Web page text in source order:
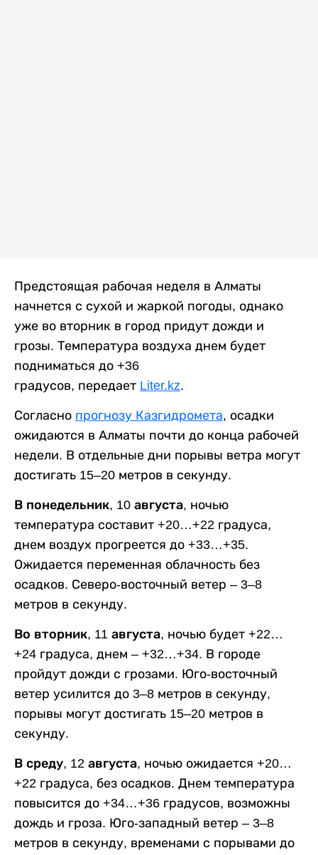
Предстоящая рабочая неделя в Алматы
начнется с сухой и жаркой погоды, однако
уже во вторник в город придут дожди и
грозы. Температура воздуха днем будет
подниматься до +36
градусов, передает Liter.kz.
Согласно прогнозу Казгидромета, осадки
ожидаются в Алматы почти до конца рабочей
недели. В отдельные дни порывы ветра могут
достигать 15–20 метров в секунду.
В понедельник, 10 августа, ночью
температура составит +20…+22 градуса,
днем воздух прогреется до +33…+35.
Ожидается переменная облачность без
осадков. Северо-восточный ветер – 3–8
метров в секунду.
Во вторник, 11 августа, ночью будет +22…
+24 градуса, днем – +32…+34. В городе
пройдут дожди с грозами. Юго-восточный
ветер усилится до 3–8 метров в секунду,
порывы могут достигать 15–20 метров в
секунду.
В среду, 12 августа, ночью ожидается +20…
+22 градуса, без осадков. Днем температура
повысится до +34…+36 градусов, возможны
дождь и гроза. Юго-западный ветер – 3–8
метров в секунду, временами с порывами до